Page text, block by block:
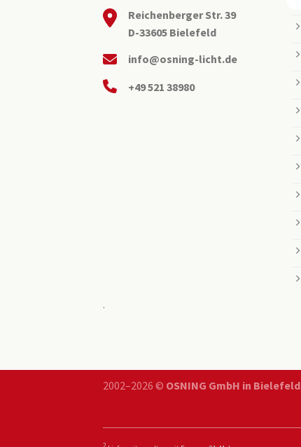
Reichenberger Str. 39
D-33605 Bielefeld
info@osning-licht.de
+49 521 38980
.
2002–2026 © OSNING GmbH in Bielefeld